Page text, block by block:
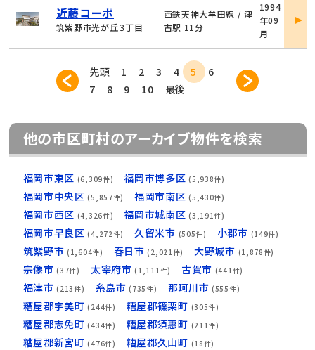
近藤コーポ
筑紫野市光が丘３丁目
西鉄天神大牟田線 / 津
古駅 11分
1994
年09
月
詳
先頭 1 2 3 4 5
6
7
8 9 10 最後
他の市区町村のアーカイブ物件を検索
福岡市東区 (6,309件) 福岡市博多区 (5,938件)
福岡市中央区 (5,857件) 福岡市南区 (5,430件)
福岡市西区 (4,326件) 福岡市城南区 (3,191件)
福岡市早良区 (4,272件) 久留米市 (505件) 小郡市 (149件)
筑紫野市 (1,604件) 春日市 (2,021件) 大野城市 (1,878件)
宗像市 (37件) 太宰府市 (1,111件) 古賀市 (441件)
福津市 (213件) 糸島市 (735件) 那珂川市 (555件)
糟屋郡宇美町 (244件) 糟屋郡篠栗町 (305件)
糟屋郡志免町 (434件) 糟屋郡須惠町 (211件)
糟屋郡新宮町 (476件) 糟屋郡久山町 (18件)